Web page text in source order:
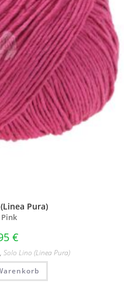
Pura)
Pink
€
, Solo Lino (Linea Pura)